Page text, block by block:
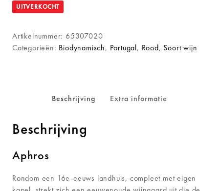
UITVERKOCHT
Artikelnummer: 65307020
Categorieën: Biodynamisch, Portugal, Rood, Soort wijn
Beschrijving Extra informatie
Beschrijving
Aphros
Rondom een 16e-eeuws landhuis, compleet met eigen